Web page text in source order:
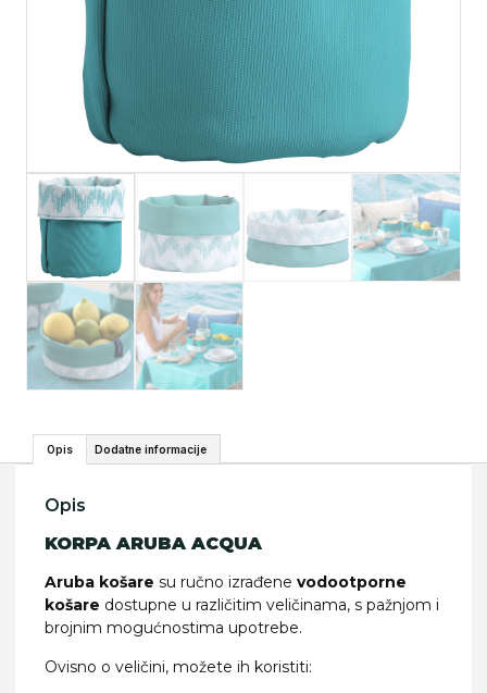
Opis Dodatne informacije
Opis
KORPA ARUBA ACQUA
Aruba košare su ručno izrađene vodootporne
košare dostupne u različitim veličinama, s pažnjom i
brojnim mogućnostima upotrebe.
Ovisno o veličini, možete ih koristiti: